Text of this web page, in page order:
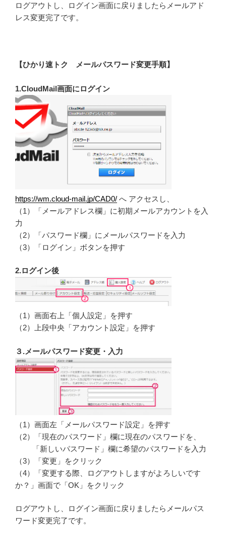
ログアウトし、ログイン画面に戻りましたらメールアド
レス変更完了です。
【ひかり速トク メールパスワード変更手順】
1.CloudMail画面にログイン
https://wm.cloud-mail.jp/CAD0/ へ アクセスし、
（1）「メールアドレス欄」に初期メールアカウントを入
力
（2）「パスワード欄」にメールパスワードを入力
（3）「ログイン」ボタンを押す
2.ログイン後
（1）画面右上「個人設定」を押す
（2）上段中央「アカウント設定」を押す
３.メールパスワード変更・入力
（1）画面左「メールパスワード設定」を押す
（2）「現在のパスワード」欄に現在のパスワードを、
「新しいパスワード」欄に希望のパスワードを入力
（3）「変更」をクリック
（4）「変更する際、ログアウトしますがよろしいです
か？」画面で「OK」をクリック
ログアウトし、ログイン画面に戻りましたらメールパス
ワード変更完了です。